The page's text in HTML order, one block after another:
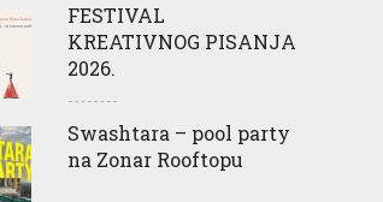
FESTIVAL
KREATIVNOG PISANJA
2026.
Swashtara – pool party
na Zonar Rooftopu